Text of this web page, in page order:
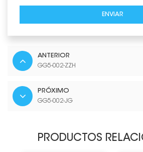
ENVIAR
ANTERIOR
GG5-002-ZZH
PRÓXIMO
GG5-002-JG
PRODUCTOS